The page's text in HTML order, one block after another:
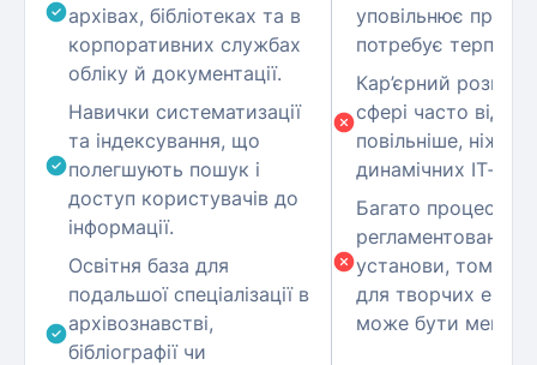
архівах, бібліотеках та в
корпоративних службах
обліку й документації.
Навички систематизації
та індексування, що
полегшують пошук і
доступ користувачів до
інформації.
Освітня база для
подальшої спеціалізації в
архівознавстві,
бібліографії чи
уповільнює
потребує терпіння.
Кар’єрний
сфері часто
повільніше, ніж у
динамічних
Багато процесів
регламентовано
установи, тому
для творчих
може бути менше.